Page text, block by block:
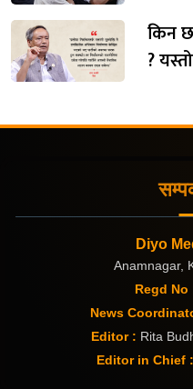
किन
?
Diyo
Anamnagar,
Regd No
News
Editor : Rita
Editor in Chief :